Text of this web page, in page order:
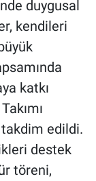
duygusal
kendileri
katkı
edildi.
destek
töreni,